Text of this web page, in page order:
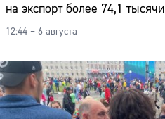
на экспорт более 74,1
12:44 – 6 августа